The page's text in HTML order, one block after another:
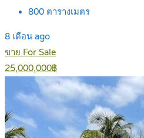
800 ตารางเมตร
8 เดือน ago
ขาย For Sale
25,000,000฿